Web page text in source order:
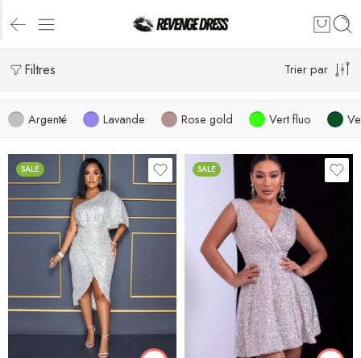
Filtres Trier par
Argenté Lavande Rose gold Vert fluo
SALE SALE